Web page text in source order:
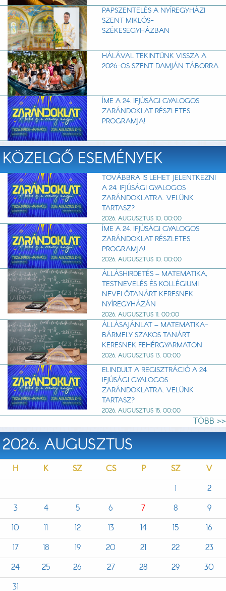
PAPSZENTELÉS A NYÍREGYHÁZI
SZENT MIKLÓS-
SZÉKESEGYHÁZBAN
HÁLÁVAL TEKINTÜNK VISSZA A
2026-OS SZENT DAMJÁN TÁBORRA
ÍME A 24. IFJÚSÁGI GYALOGOS
ZARÁNDOKLAT RÉSZLETES
PROGRAMJA!
KÖZELGŐ ESEMÉNYEK
TOVÁBBRA IS LEHET JELENTKEZNI
A 24. IFJÚSÁGI GYALOGOS
ZARÁNDOKLATRA. VELÜNK
TARTASZ?
2026. AUGUSZTUS 10. 00:00
ÍME A 24. IFJÚSÁGI GYALOGOS
ZARÁNDOKLAT RÉSZLETES
PROGRAMJA!
2026. AUGUSZTUS 10. 00:00
ÁLLÁSHIRDETÉS – MATEMATIKA,
TESTNEVELÉS ÉS KOLLÉGIUMI
NEVELŐTANÁRT KERESNEK
NYÍREGYHÁZÁN
2026. AUGUSZTUS 11. 00:00
ÁLLÁSAJÁNLAT – MATEMATIKA-
BÁRMELY SZAKOS TANÁRT
KERESNEK FEHÉRGYARMATON
2026. AUGUSZTUS 13. 00:00
ELINDULT A REGISZTRÁCIÓ A 24.
IFJÚSÁGI GYALOGOS
ZARÁNDOKLATRA. VELÜNK
TARTASZ?
2026. AUGUSZTUS 15. 00:00
TÖBB >>
2026. AUGUSZTUS
H K SZ CS P SZ
V
1
2
3
4 5 6 7 8
9
10
11 12 13 14 15
16
17
18 19 20 21 22
23
24
25 26 27 28 29
30
31